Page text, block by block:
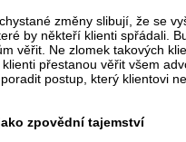
změny slibují, že se
by někteří klienti spřádali.
věřit. Ne zlomek takových
přestanou věřit všem
postup, který klientovi
zpovědní tajemství